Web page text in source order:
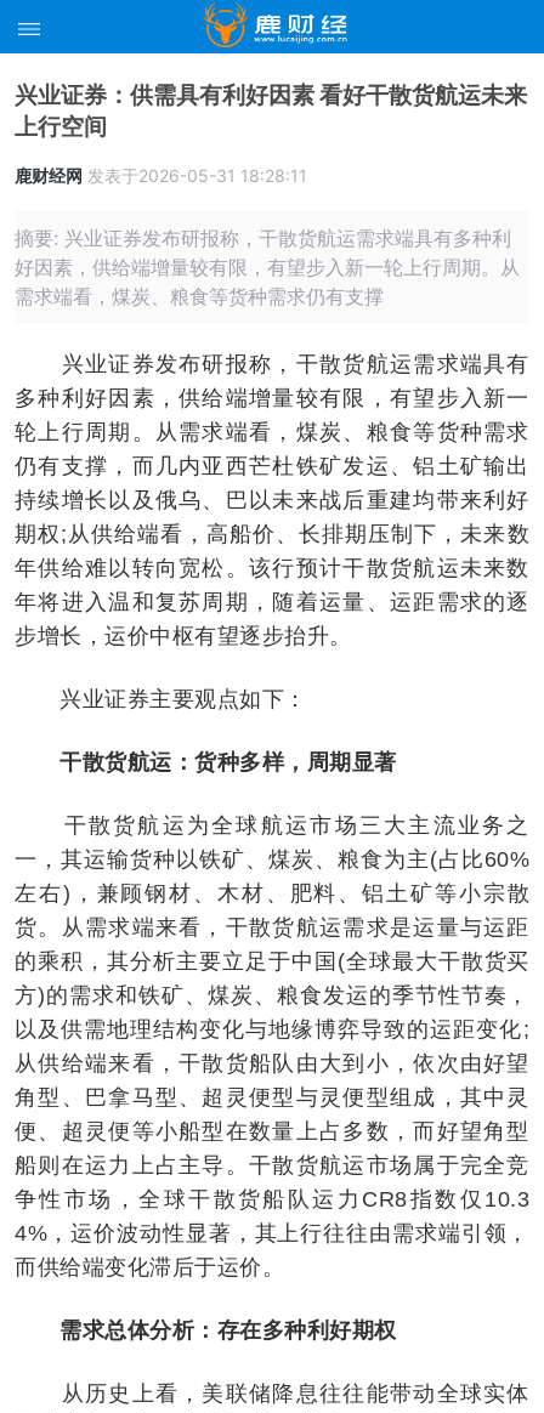
兴业证券：供需具有利好因素 看好干散货航运未来
上行空间
鹿财经网 发表于2026-05-31 18:28:11
摘要: 兴业证券发布研报称，干散货航运需求端具有多种利
好因素，供给端增量较有限，有望步入新一轮上行周期。从
需求端看，煤炭、粮食等货种需求仍有支撑
兴业证券发布研报称，干散货航运需求端具有
多种利好因素，供给端增量较有限，有望步入新一
轮上行周期。从需求端看，煤炭、粮食等货种需求
仍有支撑，而几内亚西芒杜铁矿发运、铝土矿输出
持续增长以及俄乌、巴以未来战后重建均带来利好
期权;从供给端看，高船价、长排期压制下，未来数
年供给难以转向宽松。该行预计干散货航运未来数
年将进入温和复苏周期，随着运量、运距需求的逐
步增长，运价中枢有望逐步抬升。
兴业证券主要观点如下：
干散货航运：货种多样，周期显著
干散货航运为全球航运市场三大主流业务之
一，其运输货种以铁矿、煤炭、粮食为主(占比60%
左右)，兼顾钢材、木材、肥料、铝土矿等小宗散
货。从需求端来看，干散货航运需求是运量与运距
的乘积，其分析主要立足于中国(全球最大干散货买
方)的需求和铁矿、煤炭、粮食发运的季节性节奏，
以及供需地理结构变化与地缘博弈导致的运距变化;
从供给端来看，干散货船队由大到小，依次由好望
角型、巴拿马型、超灵便型与灵便型组成，其中灵
便、超灵便等小船型在数量上占多数，而好望角型
船则在运力上占主导。干散货航运市场属于完全竞
争性市场，全球干散货船队运力CR8指数仅10.3
4%，运价波动性显著，其上行往往由需求端引领，
而供给端变化滞后于运价。
需求总体分析：存在多种利好期权
从历史上看，美联储降息往往能带动全球实体